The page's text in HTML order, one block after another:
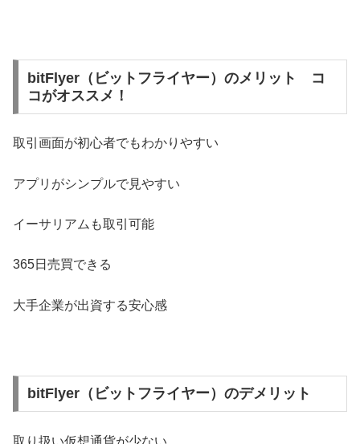
bitFlyer（ビットフライヤー）のメリット コ
コがオススメ！
取引画面が初心者でもわかりやすい
アプリがシンプルで見やすい
イーサリアムも取引可能
365日売買できる
大手企業が出資する安心感
bitFlyer（ビットフライヤー）のデメリット
取り扱い仮想通貨が少ない